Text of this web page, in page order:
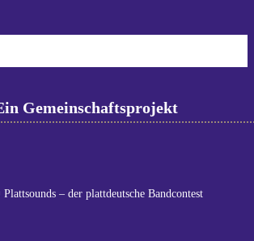
Gemeinschaftsprojekt
– der plattdeutsche Bandcontest